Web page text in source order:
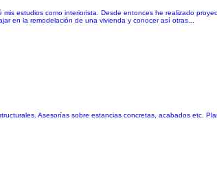
estudios como interiorista. Desde entonces he realizado
en la remodelación de una vivienda y conocer así otras...
Asesorías sobre estancias concretas, acabados etc.